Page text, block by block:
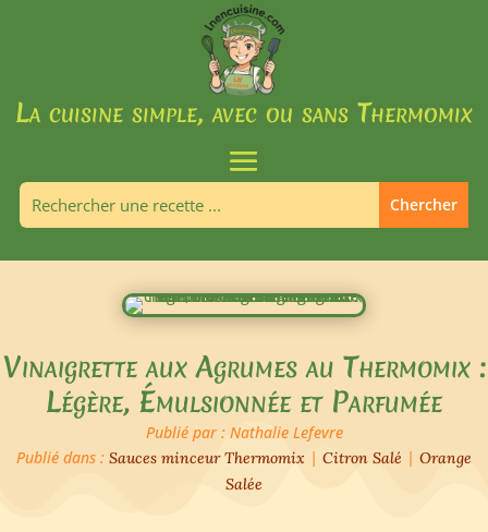
La cuisine simple, avec ou sans Thermomix
Vinaigrette aux Agrumes au Thermomix :
Légère, Émulsionnée et Parfumée
Publié par : Nathalie Lefevre
Publié dans : Sauces minceur Thermomix | Citron Salé | Orange
Salée